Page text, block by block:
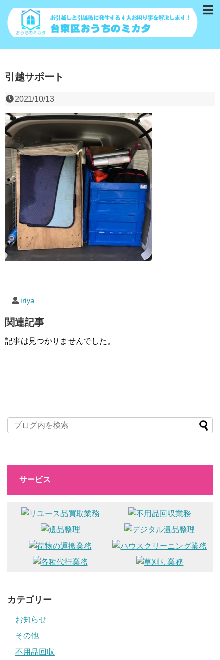
引越サポート
2021/10/13
iriya
関連記事
記事は見つかりませんでした。
サービス
カテゴリー
お知らせ
その他
不用品回収